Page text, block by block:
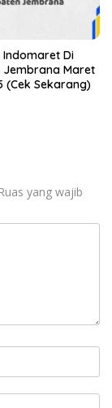
Di
Jembrana Maret
(Cek Sekarang)
Ruas yang wajib